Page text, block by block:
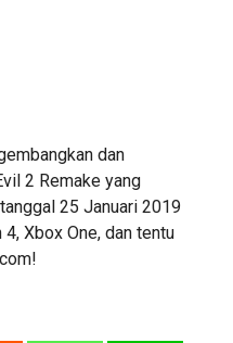
dan
2 Remake yang
25 Januari 2019
Xbox One, dan tentu